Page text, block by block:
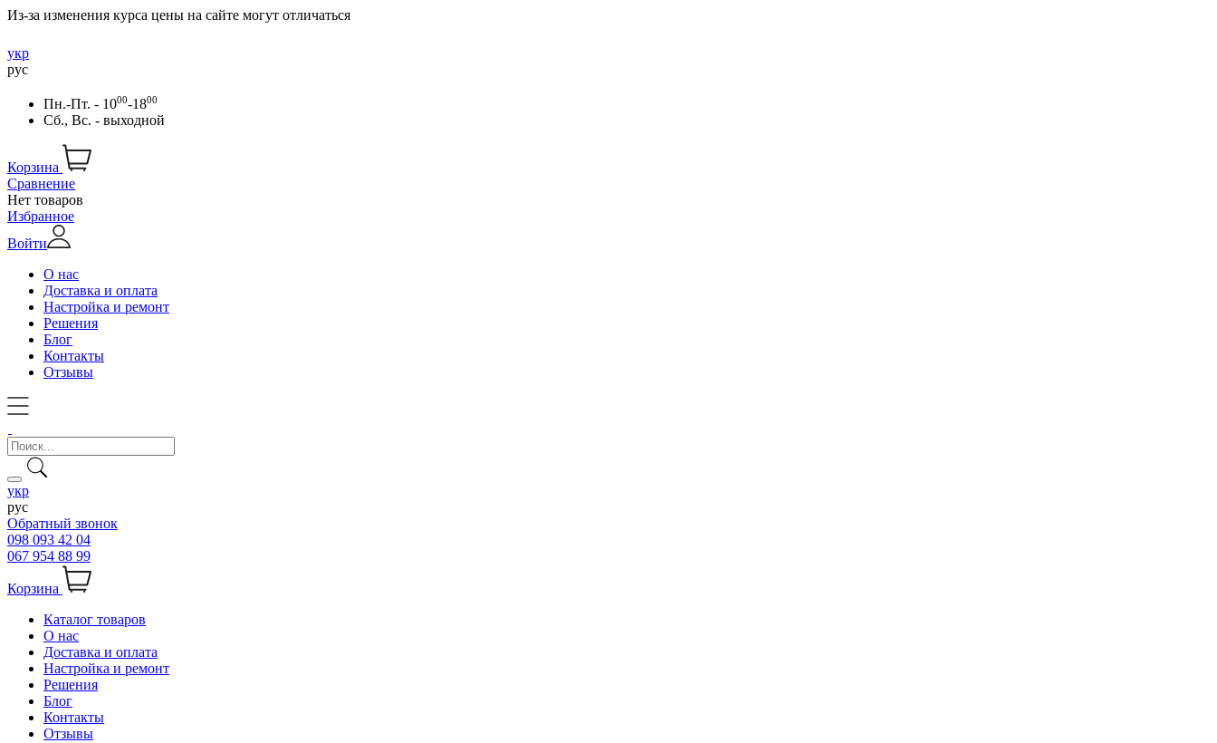
Из-за изменения курса цены на сайте могут отличаться
укр
рус
Пн.-Пт. - 1000-1800
Сб., Вс. - выходной
Корзина
Сравнение
Нет товаров
Избранное
Войти
О нас
Доставка и оплата
Настройка и ремонт
Решения
Блог
Контакты
Отзывы
укр
рус
Обратный звонок
098 093 42 04
067 954 88 99
Корзина
Каталог товаров
О нас
Доставка и оплата
Настройка и ремонт
Решения
Блог
Контакты
Отзывы